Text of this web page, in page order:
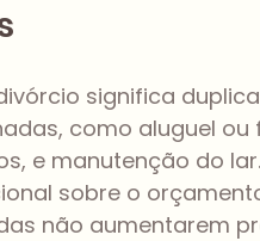
significa
como aluguel ou
e manutenção do
sobre o
não aumentarem